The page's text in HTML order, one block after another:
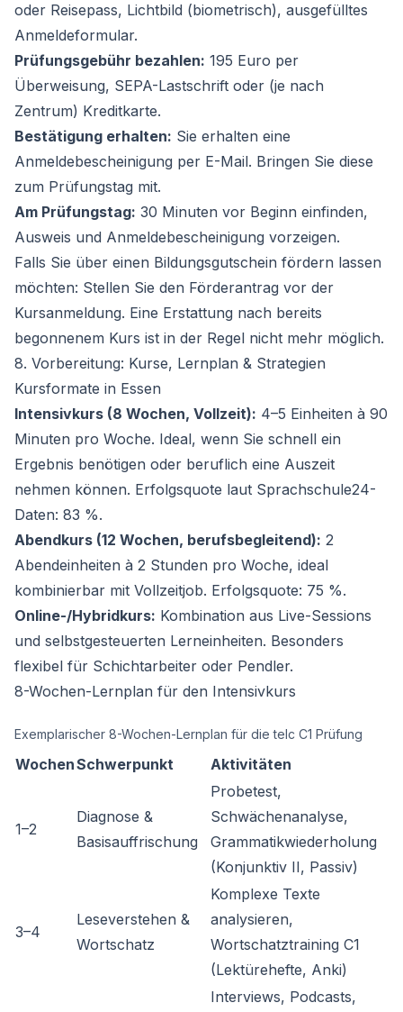
oder Reisepass, Lichtbild (biometrisch), ausgefülltes
Anmeldeformular.
Prüfungsgebühr bezahlen: 195 Euro per
Überweisung, SEPA-Lastschrift oder (je nach
Zentrum) Kreditkarte.
Bestätigung erhalten: Sie erhalten eine
Anmeldebescheinigung per E-Mail. Bringen Sie diese
zum Prüfungstag mit.
Am Prüfungstag: 30 Minuten vor Beginn einfinden,
Ausweis und Anmeldebescheinigung vorzeigen.
Falls Sie über einen Bildungsgutschein fördern lassen
möchten: Stellen Sie den Förderantrag vor der
Kursanmeldung. Eine Erstattung nach bereits
begonnenem Kurs ist in der Regel nicht mehr möglich.
8. Vorbereitung: Kurse, Lernplan & Strategien
Kursformate in Essen
Intensivkurs (8 Wochen, Vollzeit): 4–5 Einheiten à 90
Minuten pro Woche. Ideal, wenn Sie schnell ein
Ergebnis benötigen oder beruflich eine Auszeit
nehmen können. Erfolgsquote laut Sprachschule24-
Daten: 83 %.
Abendkurs (12 Wochen, berufsbegleitend): 2
Abendeinheiten à 2 Stunden pro Woche, ideal
kombinierbar mit Vollzeitjob. Erfolgsquote: 75 %.
Online-/Hybridkurs: Kombination aus Live-Sessions
und selbstgesteuerten Lerneinheiten. Besonders
flexibel für Schichtarbeiter oder Pendler.
8-Wochen-Lernplan für den Intensivkurs
Exemplarischer 8-Wochen-Lernplan für die telc C1 Prüfung
WochenSchwerpunkt Aktivitäten
1–2
Diagnose &
Basisauffrischung
Probetest,
Schwächenanalyse,
Grammatikwiederholung
(Konjunktiv II, Passiv)
3–4
Leseverstehen &
Wortschatz
Komplexe Texte
analysieren,
Wortschatztraining C1
(Lektürehefte, Anki)
Interviews, Podcasts,